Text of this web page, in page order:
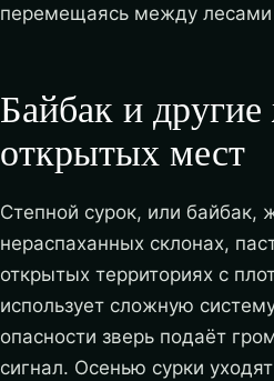
перемещаясь между
Байбак и
открытых мест
Степной сурок, или байбак,
нераспаханных склонах,
открытых территориях с
использует сложную
опасности зверь подаёт
сигнал. Осенью сурки